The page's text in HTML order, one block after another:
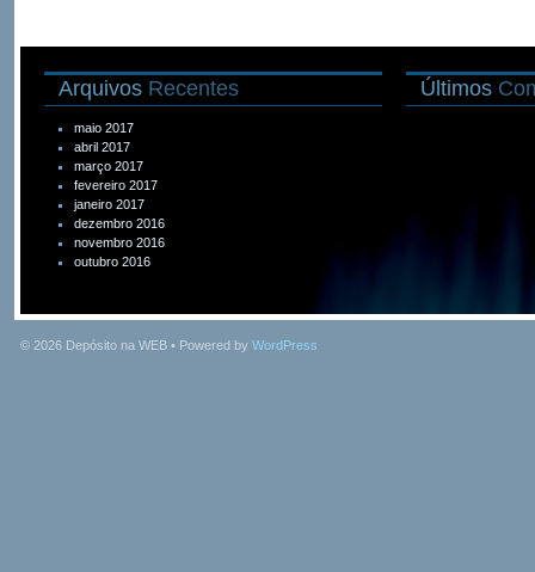
Arquivos Recentes
maio 2017
abril 2017
março 2017
fevereiro 2017
janeiro 2017
dezembro 2016
novembro 2016
outubro 2016
Últimos
© 2026 Depósito na WEB • Powered by WordPress